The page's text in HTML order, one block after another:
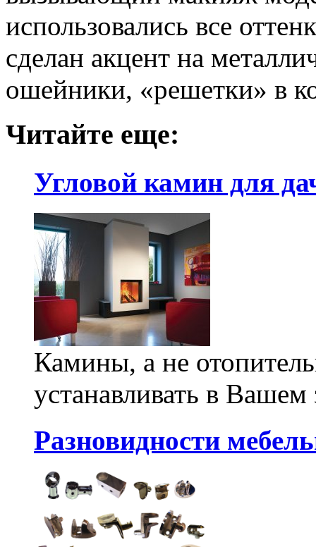
использовались все
сделан акцент на
ошейники, «решетки» в
Читайте еще:
Угловой камин для
Камины, а не
устанавливать в
Разновидности